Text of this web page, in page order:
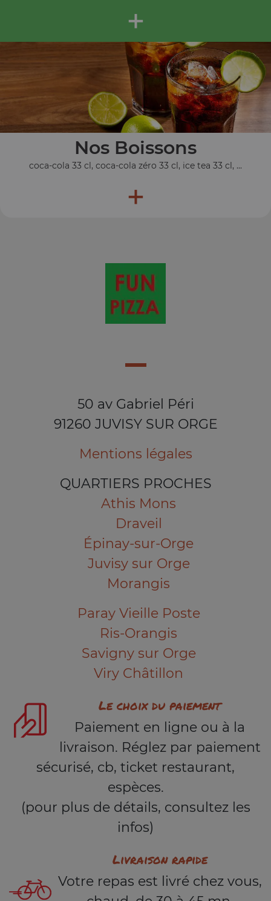
+
Nos Boissons
coca-cola 33 cl, coca-cola zéro 33 cl, ice tea 33 cl, ...
+
50 av Gabriel Péri
91260 JUVISY SUR ORGE
Mentions légales
QUARTIERS PROCHES
Athis Mons
Draveil
Épinay-sur-Orge
Juvisy sur Orge
Morangis
Paray Vieille Poste
Ris-Orangis
Savigny sur Orge
Viry Châtillon
Le choix du paiement
Paiement en ligne ou à la
livraison. Réglez par paiement
sécurisé, cb, ticket restaurant,
espèces.
(pour plus de détails, consultez les
infos)
Livraison rapide
Votre repas est livré chez vous,